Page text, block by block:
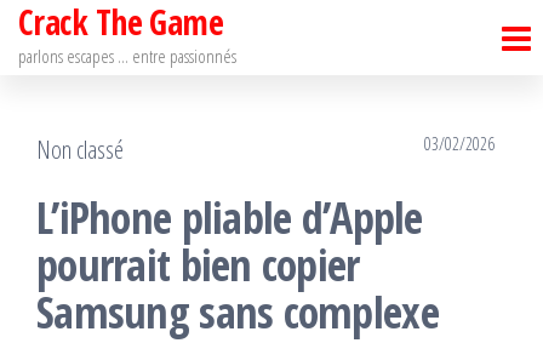
Passer
Crack The Game
parlons escapes … entre passionnés
Non classé 03/02/2026
L’iPhone pliable d’Apple
pourrait bien copier
Samsung sans complexe